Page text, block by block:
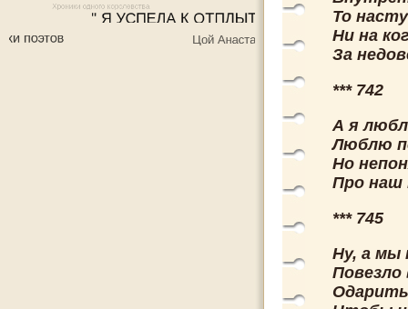
То
Ни на
За
*** 742
А я
Люблю
Но
Про наш
*** 745
Ну, а мы
Одарить